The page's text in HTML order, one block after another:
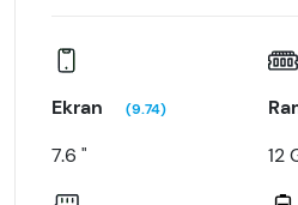
Ekran (9.74)
7.6 " 12